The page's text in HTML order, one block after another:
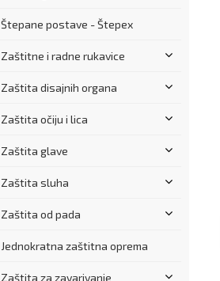
Štepane postave - Štepex
Zaštitne i radne rukavice
Zaštita disajnih organa
Zaštita očiju i lica
Zaštita glave
Zaštita sluha
Zaštita od pada
Jednokratna zaštitna oprema
Zaštita za zavarivanje